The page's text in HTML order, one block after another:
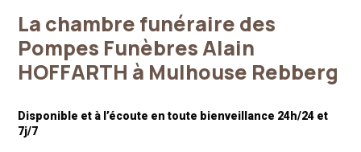
La chambre funéraire des
Pompes Funèbres Alain
HOFFARTH à Mulhouse Rebberg
Disponible et à l’écoute en toute bienveillance 24h/24 et
7j/7